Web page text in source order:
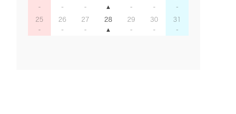
25 26 27 28 29 30 31